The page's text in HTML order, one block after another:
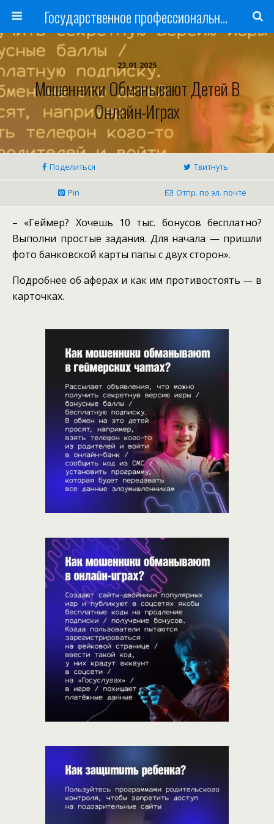
Государственное профессиональное образовательное учреждение
23.01.2025
Мошенники Обманывают Детей В
Онлайн-Играх
Поделиться Твитнуть
Pin Отпр. по эл. почте
– «Геймер? Хочешь 10 тыс. бонусов бесплатно?
Выполни простые задания. Для начала — пришли
фото банковской карты папы с двух сторон».
Подробнее об аферах и как им противостоять — в
карточках.